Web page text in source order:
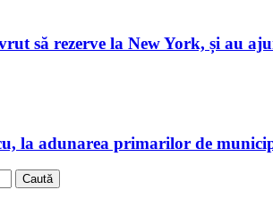
să rezerve la New York, și au
la adunarea primarilor de